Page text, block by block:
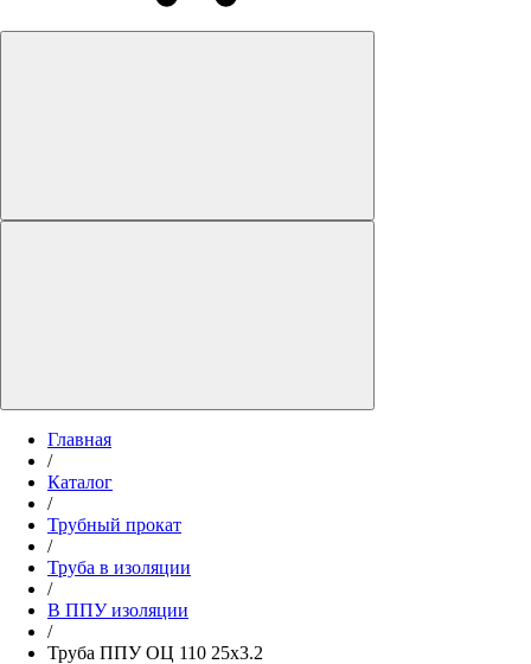
Главная
/
Каталог
/
Трубный прокат
/
Труба в изоляции
/
В ППУ изоляции
/
Труба ППУ ОЦ 110 25х3.2